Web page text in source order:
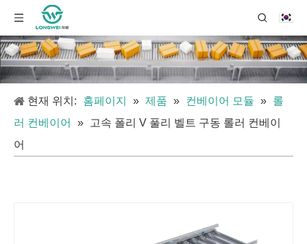
현재 위치: 홈페이지 » 제품 » 컨베이어 모듈 » 롤
러 컨베이어
»
고속 폴리 V 풀리 벨트 구동 롤러 컨베이
어